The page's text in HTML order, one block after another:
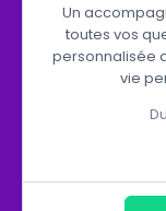
Un
toutes vos
personnalisée
vie